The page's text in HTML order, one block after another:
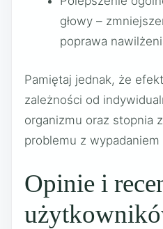
głowy –
poprawa
Pamiętaj jednak, że
zależności od
organizmu oraz stopnia
problemu z wypadaniem
Opinie i